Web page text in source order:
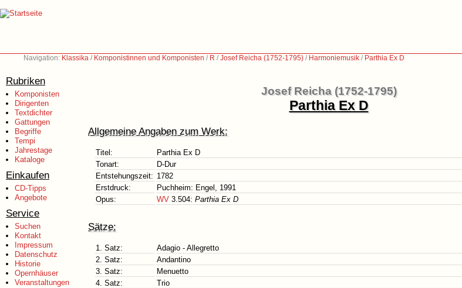
Navigation: Klassika / Komponistinnen und Komponisten / R /Josef Reicha (1752-1795) / Harmoniemusik / Parthia Ex D
Rubriken
Komponisten
Dirigenten
Textdichter
Gattungen
Begriffe
Tempi
Jahrestage
Kataloge
Einkaufen
CD-Tipps
Angebote
Service
Suchen
Kontakt
Impressum
Datenschutz
Historie
Opernhäuser
Veranstaltungen
Josef Reicha (1752-1795)
Parthia Ex D
Allgemeine Angaben zum Werk:
Titel:
Parthia Ex D
Tonart:
D-Dur
Entstehungszeit: 1782
Erstdruck:
Puchheim: Engel, 1991
Opus:
WV 3.504: Parthia Ex D
Sätze:
1. Satz:
Adagio - Allegretto
2. Satz:
Andantino
3. Satz:
Menuetto
4. Satz:
Trio